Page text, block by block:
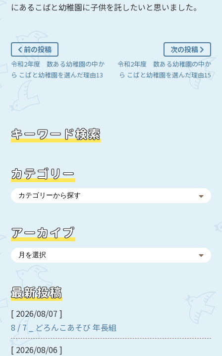
にあるこばと幼稚園に子供を託したいと思いました。
前の投稿
令和2年度 数ある幼稚園の中か
ら こばと幼稚園を選んだ理由13
次の投稿
令和2年度 数ある幼稚園の中か
ら こばと幼稚園を選んだ理由15
キーワード検索
カテゴリー
アーカイブ
最新投稿
[ 2026/08/07 ]
8 / 7 _ どろんこあそび 年長組
[ 2026/08/06 ]